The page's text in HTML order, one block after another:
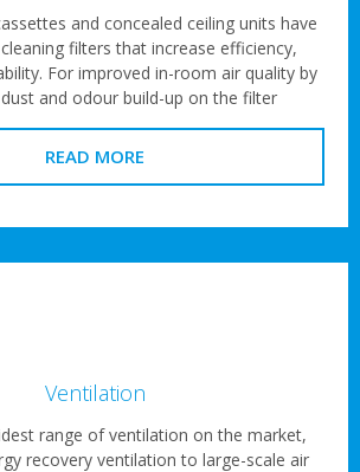
cassettes and concealed ceiling units have
cleaning filters that increase efficiency,
reliability. For improved in-room air quality by
dust and odour build-up on the filter.
READ MORE
Ventilation
widest range of ventilation on the market,
energy recovery ventilation to large-scale air